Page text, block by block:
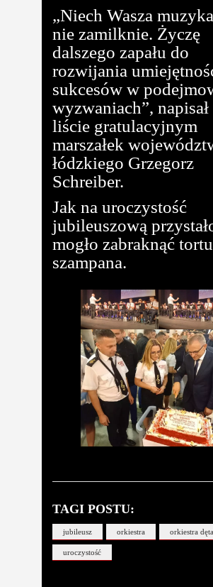
„Niech Wasza
nie zamilknie. Życzę
dalszego zapału do
rozwijania
sukcesów w
wyzwaniach”,
liście gratulacyjnym
marszałek
łódzkiego Grzegorz
Schreiber.
Jak na uroczystość
jubileuszową
mogło zabraknąć
szampana.
TAGI POSTU:
jubileusz orkiestra orkiestra dęta
uroczystość